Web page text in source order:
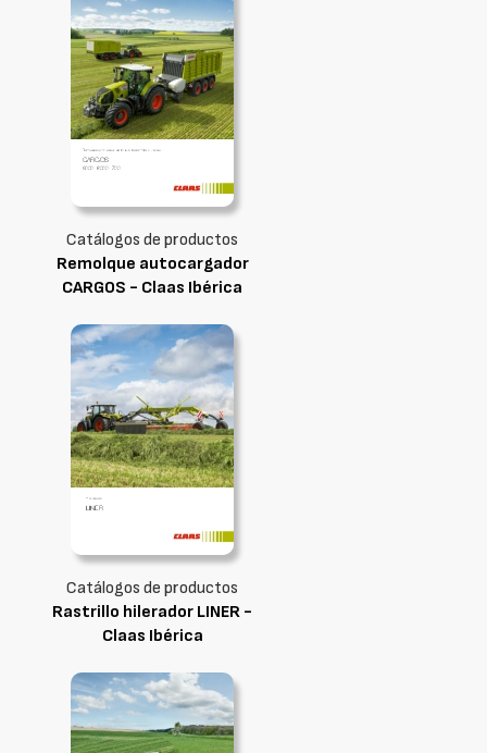
Catálogos de productos
Remolque autocargador
CARGOS - Claas Ibérica
Catálogos de productos
Rastrillo hilerador LINER -
Claas Ibérica